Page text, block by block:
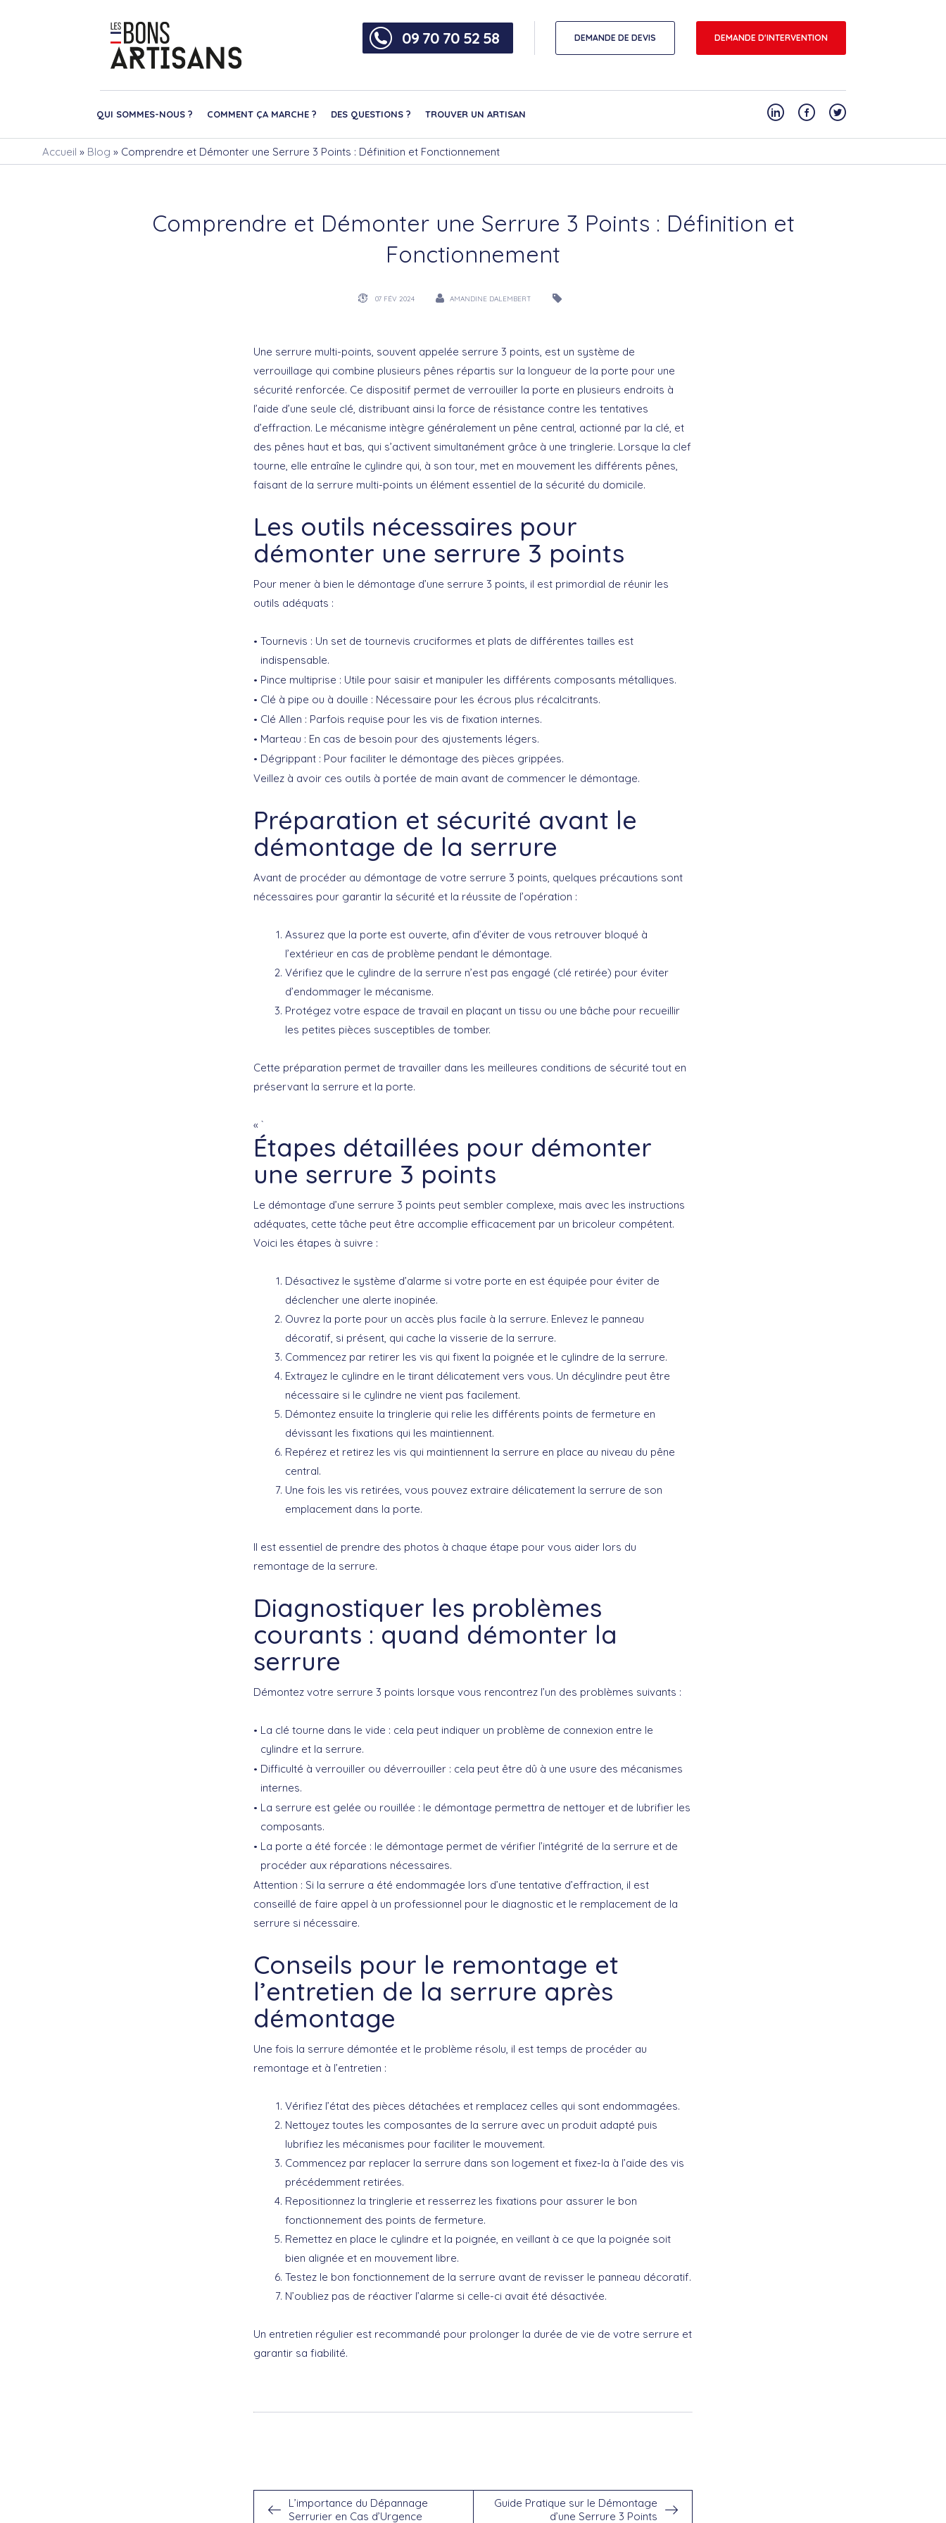
09 70 70 52 58 DEMANDE DE DEVIS DEMANDE D'INTERVENTION
QUI SOMMES-NOUS ? COMMENT ÇA MARCHE ? DES QUESTIONS ? TROUVER UN ARTISAN
Accueil » Blog » Comprendre et Démonter une Serrure 3 Points : Définition et Fonctionnement
Comprendre et Démonter une Serrure 3 Points : Définition et
Fonctionnement
07 FÉV 2024 AMANDINE DALEMBERT
Une serrure multi-points, souvent appelée serrure 3 points, est un système de
verrouillage qui combine plusieurs pênes répartis sur la longueur de la porte pour une
sécurité renforcée. Ce dispositif permet de verrouiller la porte en plusieurs endroits à
l’aide d’une seule clé, distribuant ainsi la force de résistance contre les tentatives
d’effraction. Le mécanisme intègre généralement un pêne central, actionné par la clé, et
des pênes haut et bas, qui s’activent simultanément grâce à une tringlerie. Lorsque la clef
tourne, elle entraîne le cylindre qui, à son tour, met en mouvement les différents pênes,
faisant de la serrure multi-points un élément essentiel de la sécurité du domicile.
Les outils nécessaires pour
démonter une serrure 3 points
Pour mener à bien le démontage d’une serrure 3 points, il est primordial de réunir les
outils adéquats :
Tournevis : Un set de tournevis cruciformes et plats de différentes tailles est
indispensable.
Pince multiprise : Utile pour saisir et manipuler les différents composants métalliques.
Clé à pipe ou à douille : Nécessaire pour les écrous plus récalcitrants.
Clé Allen : Parfois requise pour les vis de fixation internes.
Marteau : En cas de besoin pour des ajustements légers.
Dégrippant : Pour faciliter le démontage des pièces grippées.
Veillez à avoir ces outils à portée de main avant de commencer le démontage.
Préparation et sécurité avant le
démontage de la serrure
Avant de procéder au démontage de votre serrure 3 points, quelques précautions sont
nécessaires pour garantir la sécurité et la réussite de l’opération :
Assurez que la porte est ouverte, afin d’éviter de vous retrouver bloqué à
l’extérieur en cas de problème pendant le démontage.
Vérifiez que le cylindre de la serrure n’est pas engagé (clé retirée) pour éviter
d’endommager le mécanisme.
Protégez votre espace de travail en plaçant un tissu ou une bâche pour recueillir
les petites pièces susceptibles de tomber.
Cette préparation permet de travailler dans les meilleures conditions de sécurité tout en
préservant la serrure et la porte.
« `
Étapes détaillées pour démonter
une serrure 3 points
Le démontage d’une serrure 3 points peut sembler complexe, mais avec les instructions
adéquates, cette tâche peut être accomplie efficacement par un bricoleur compétent.
Voici les étapes à suivre :
Désactivez le système d’alarme si votre porte en est équipée pour éviter de
déclencher une alerte inopinée.
Ouvrez la porte pour un accès plus facile à la serrure. Enlevez le panneau
décoratif, si présent, qui cache la visserie de la serrure.
Commencez par retirer les vis qui fixent la poignée et le cylindre de la serrure.
Extrayez le cylindre en le tirant délicatement vers vous. Un décylindre peut être
nécessaire si le cylindre ne vient pas facilement.
Démontez ensuite la tringlerie qui relie les différents points de fermeture en
dévissant les fixations qui les maintiennent.
Repérez et retirez les vis qui maintiennent la serrure en place au niveau du pêne
central.
Une fois les vis retirées, vous pouvez extraire délicatement la serrure de son
emplacement dans la porte.
Il est essentiel de prendre des photos à chaque étape pour vous aider lors du
remontage de la serrure.
Diagnostiquer les problèmes
courants : quand démonter la
serrure
Démontez votre serrure 3 points lorsque vous rencontrez l’un des problèmes suivants :
La clé tourne dans le vide : cela peut indiquer un problème de connexion entre le
cylindre et la serrure.
Difficulté à verrouiller ou déverrouiller : cela peut être dû à une usure des mécanismes
internes.
La serrure est gelée ou rouillée : le démontage permettra de nettoyer et de lubrifier les
composants.
La porte a été forcée : le démontage permet de vérifier l’intégrité de la serrure et de
procéder aux réparations nécessaires.
Attention : Si la serrure a été endommagée lors d’une tentative d’effraction, il est
conseillé de faire appel à un professionnel pour le diagnostic et le remplacement de la
serrure si nécessaire.
Conseils pour le remontage et
l’entretien de la serrure après
démontage
Une fois la serrure démontée et le problème résolu, il est temps de procéder au
remontage et à l’entretien :
Vérifiez l’état des pièces détachées et remplacez celles qui sont endommagées.
Nettoyez toutes les composantes de la serrure avec un produit adapté puis
lubrifiez les mécanismes pour faciliter le mouvement.
Commencez par replacer la serrure dans son logement et fixez-la à l’aide des vis
précédemment retirées.
Repositionnez la tringlerie et resserrez les fixations pour assurer le bon
fonctionnement des points de fermeture.
Remettez en place le cylindre et la poignée, en veillant à ce que la poignée soit
bien alignée et en mouvement libre.
Testez le bon fonctionnement de la serrure avant de revisser le panneau décoratif.
N’oubliez pas de réactiver l’alarme si celle-ci avait été désactivée.
Un entretien régulier est recommandé pour prolonger la durée de vie de votre serrure et
garantir sa fiabilité.
L’importance du Dépannage
Serrurier en Cas d’Urgence
Guide Pratique sur le Démontage
d’une Serrure 3 Points